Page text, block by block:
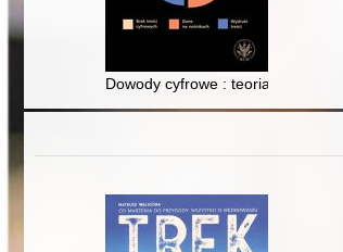
Dowody cyfrowe : teoria i